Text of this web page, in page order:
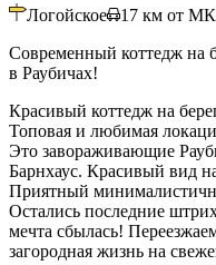
Логойское 17 км от
Современный коттедж на
в Раубичах!
Красивый коттедж на
Топовая и любимая
Это завораживающие
Барнхаус. Красивый вид
Приятный
Остались последние
мечта сбылась!
загородная жизнь на